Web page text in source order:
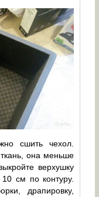
сшить чехол.
она меньше
верхушку
см по контуру.
драпировку,